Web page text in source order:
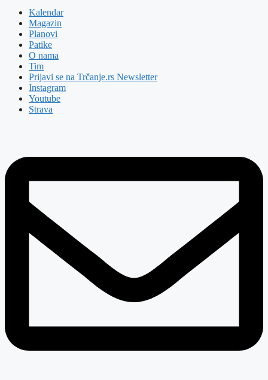
Kalendar
Magazin
Planovi
Patike
O nama
Tim
Prijavi se na Trčanje.rs Newsletter
Instagram
Youtube
Strava